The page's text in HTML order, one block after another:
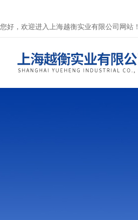
您好，欢迎进入上海越衡实业有限公司网站！